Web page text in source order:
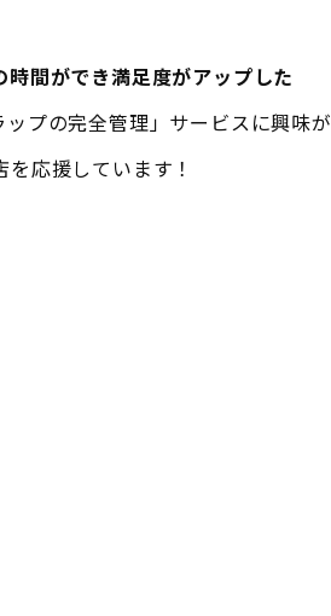
間ができ満足度がアップした
プの完全管理」サービスに興味が
応援しています！